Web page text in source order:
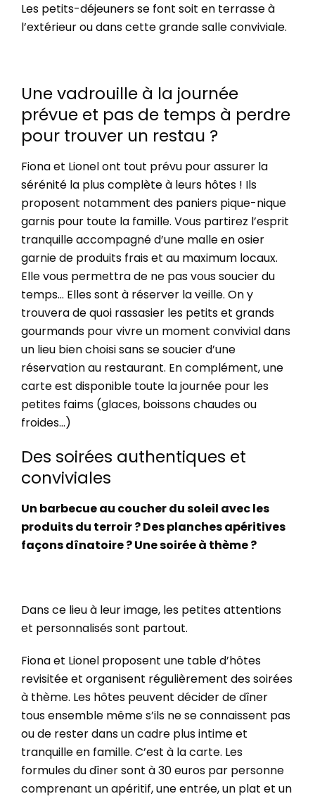
Les petits-déjeuners se font soit en terrasse à
l’extérieur ou dans cette grande salle conviviale.
Une vadrouille à la journée
prévue et pas de temps à perdre
pour trouver un restau ?
Fiona et Lionel ont tout prévu pour assurer la
sérénité la plus complète à leurs hôtes ! Ils
proposent notamment des paniers pique-nique
garnis pour toute la famille. Vous partirez l’esprit
tranquille accompagné d’une malle en osier
garnie de produits frais et au maximum locaux.
Elle vous permettra de ne pas vous soucier du
temps… Elles sont à réserver la veille. On y
trouvera de quoi rassasier les petits et grands
gourmands pour vivre un moment convivial dans
un lieu bien choisi sans se soucier d’une
réservation au restaurant. En complément, une
carte est disponible toute la journée pour les
petites faims (glaces, boissons chaudes ou
froides…)
Des soirées authentiques et
conviviales
Un barbecue au coucher du soleil avec les
produits du terroir ? Des planches apéritives
façons dînatoire ? Une soirée à thème ?
Dans ce lieu à leur image, les petites attentions
et personnalisés sont partout.
Fiona et Lionel proposent une table d’hôtes
revisitée et organisent régulièrement des soirées
à thème. Les hôtes peuvent décider de dîner
tous ensemble même s’ils ne se connaissent pas
ou de rester dans un cadre plus intime et
tranquille en famille. C’est à la carte. Les
formules du dîner sont à 30 euros par personne
comprenant un apéritif, une entrée, un plat et un